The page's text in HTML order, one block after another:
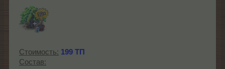
Стоимость: 199 ТП
Состав: